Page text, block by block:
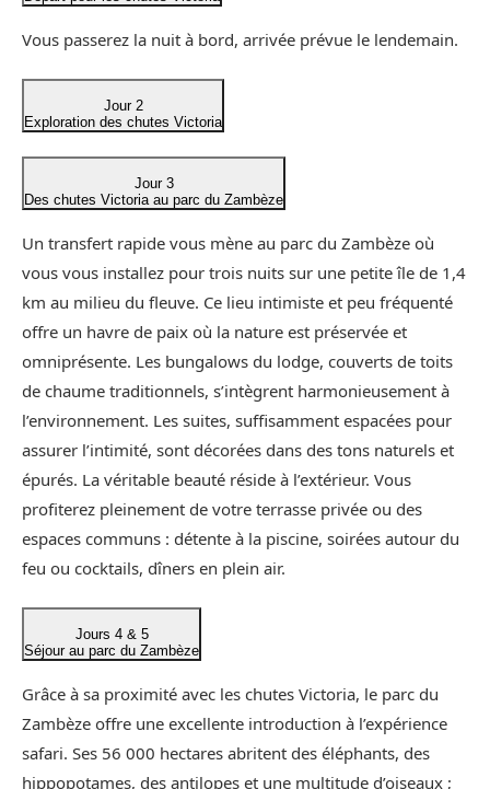
Vous passerez la nuit à bord, arrivée prévue le lendemain.
Jour 2
Exploration des chutes Victoria
Jour 3
Des chutes Victoria au parc du Zambèze
Un transfert rapide vous mène au parc du Zambèze où
vous vous installez pour trois nuits sur une petite île de 1,4
km au milieu du fleuve. Ce lieu intimiste et peu fréquenté
offre un havre de paix où la nature est préservée et
omniprésente. Les bungalows du lodge, couverts de toits
de chaume traditionnels, s’intègrent harmonieusement à
l’environnement. Les suites, suffisamment espacées pour
assurer l’intimité, sont décorées dans des tons naturels et
épurés. La véritable beauté réside à l’extérieur. Vous
profiterez pleinement de votre terrasse privée ou des
espaces communs : détente à la piscine, soirées autour du
feu ou cocktails, dîners en plein air.
Jours 4 & 5
Séjour au parc du Zambèze
Grâce à sa proximité avec les chutes Victoria, le parc du
Zambèze offre une excellente introduction à l’expérience
safari. Ses 56 000 hectares abritent des éléphants, des
hippopotames, des antilopes et une multitude d’oiseaux ;